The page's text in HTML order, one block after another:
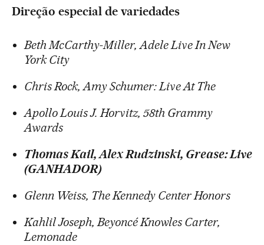
Direção especial de variedades
Beth McCarthy-Miller, Adele Live In New
York City
Chris Rock, Amy Schumer: Live At The
Apollo Louis J. Horvitz, 58th Grammy
Awards
Thomas Kail, Alex Rudzinski, Grease: Live
(GANHADOR)
Glenn Weiss, The Kennedy Center Honors
Kahlil Joseph, Beyoncé Knowles Carter,
Lemonade